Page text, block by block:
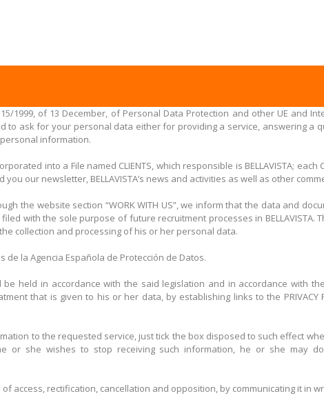
1999, of 13 December, of Personal Data Protection and other UE and
to ask for your personal data either for providing a service, answering
information.
into a File named CLIENTS, which responsible is BELLAVISTA;
our newsletter, BELLAVISTA’s news and activities as well as other
the website section “WORK WITH US”, we inform that the data and
filed with the sole purpose of future recruitment processes in
collection and processing of his or her personal data.
la Agencia Española de Protección de Datos.
held in accordance with the said legislation and in accordance with the
that is given to his or her data, by establishing links to the PRIVACY
to the requested service, just tick the box disposed to such effect
or she wishes to stop receiving such information, he or she may
access, rectification, cancellation and opposition, by communicating it in